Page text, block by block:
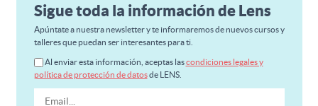
Sigue toda la información de Lens
Apúntate a nuestra newsletter y te informaremos de nuevos cursos y
talleres que puedan ser interesantes para ti.
Al enviar esta información, aceptas lascondiciones legales y
política de protección de datosde LENS.